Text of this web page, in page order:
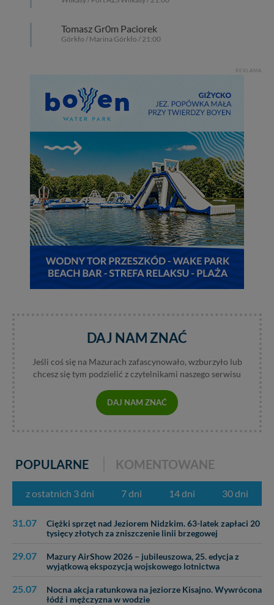
Tomasz Gr0m Paciorek
Górkło / Marina Górkło / 21:00
REKLAMA
DAJ NAM ZNAĆ
Jeśli coś się na Mazurach zafascynowało, wzburzyło lub
chcesz się tym podzielić z czytelnikami naszego serwisu
DAJ NAM ZNAĆ
POPULARNE KOMENTOWANE
z ostatnich 3 dni 7 dni 14 dni 30 dni
31.07
Ciężki sprzęt nad Jeziorem Nidzkim. 63-latek zapłaci 20
tysięcy złotych za zniszczenie linii brzegowej
29.07
Mazury AirShow 2026 – jubileuszowa, 25. edycja z
wyjątkową ekspozycją wojskowego lotnictwa
25.07
Nocna akcja ratunkowa na jeziorze Kisajno. Wywrócona
łódź i mężczyzna w wodzie
zrobić za Ciebie.